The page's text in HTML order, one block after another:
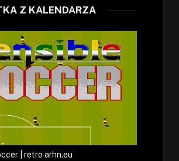
Z KALENDARZA
| retro arhn.eu